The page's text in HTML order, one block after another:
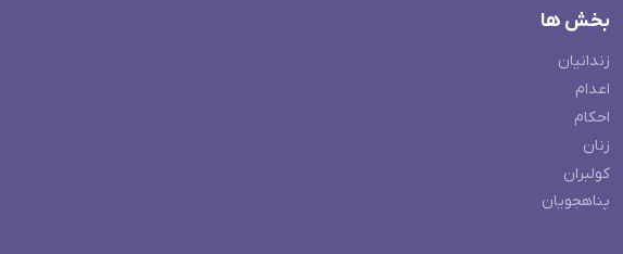
بخش ها
زندانیان
اعدام
احکام
زنان
کولبران
پناهجویان